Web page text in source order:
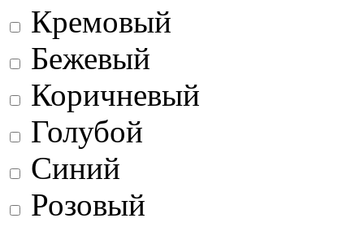
Кремовый
Бежевый
Коричневый
Голубой
Синий
Розовый